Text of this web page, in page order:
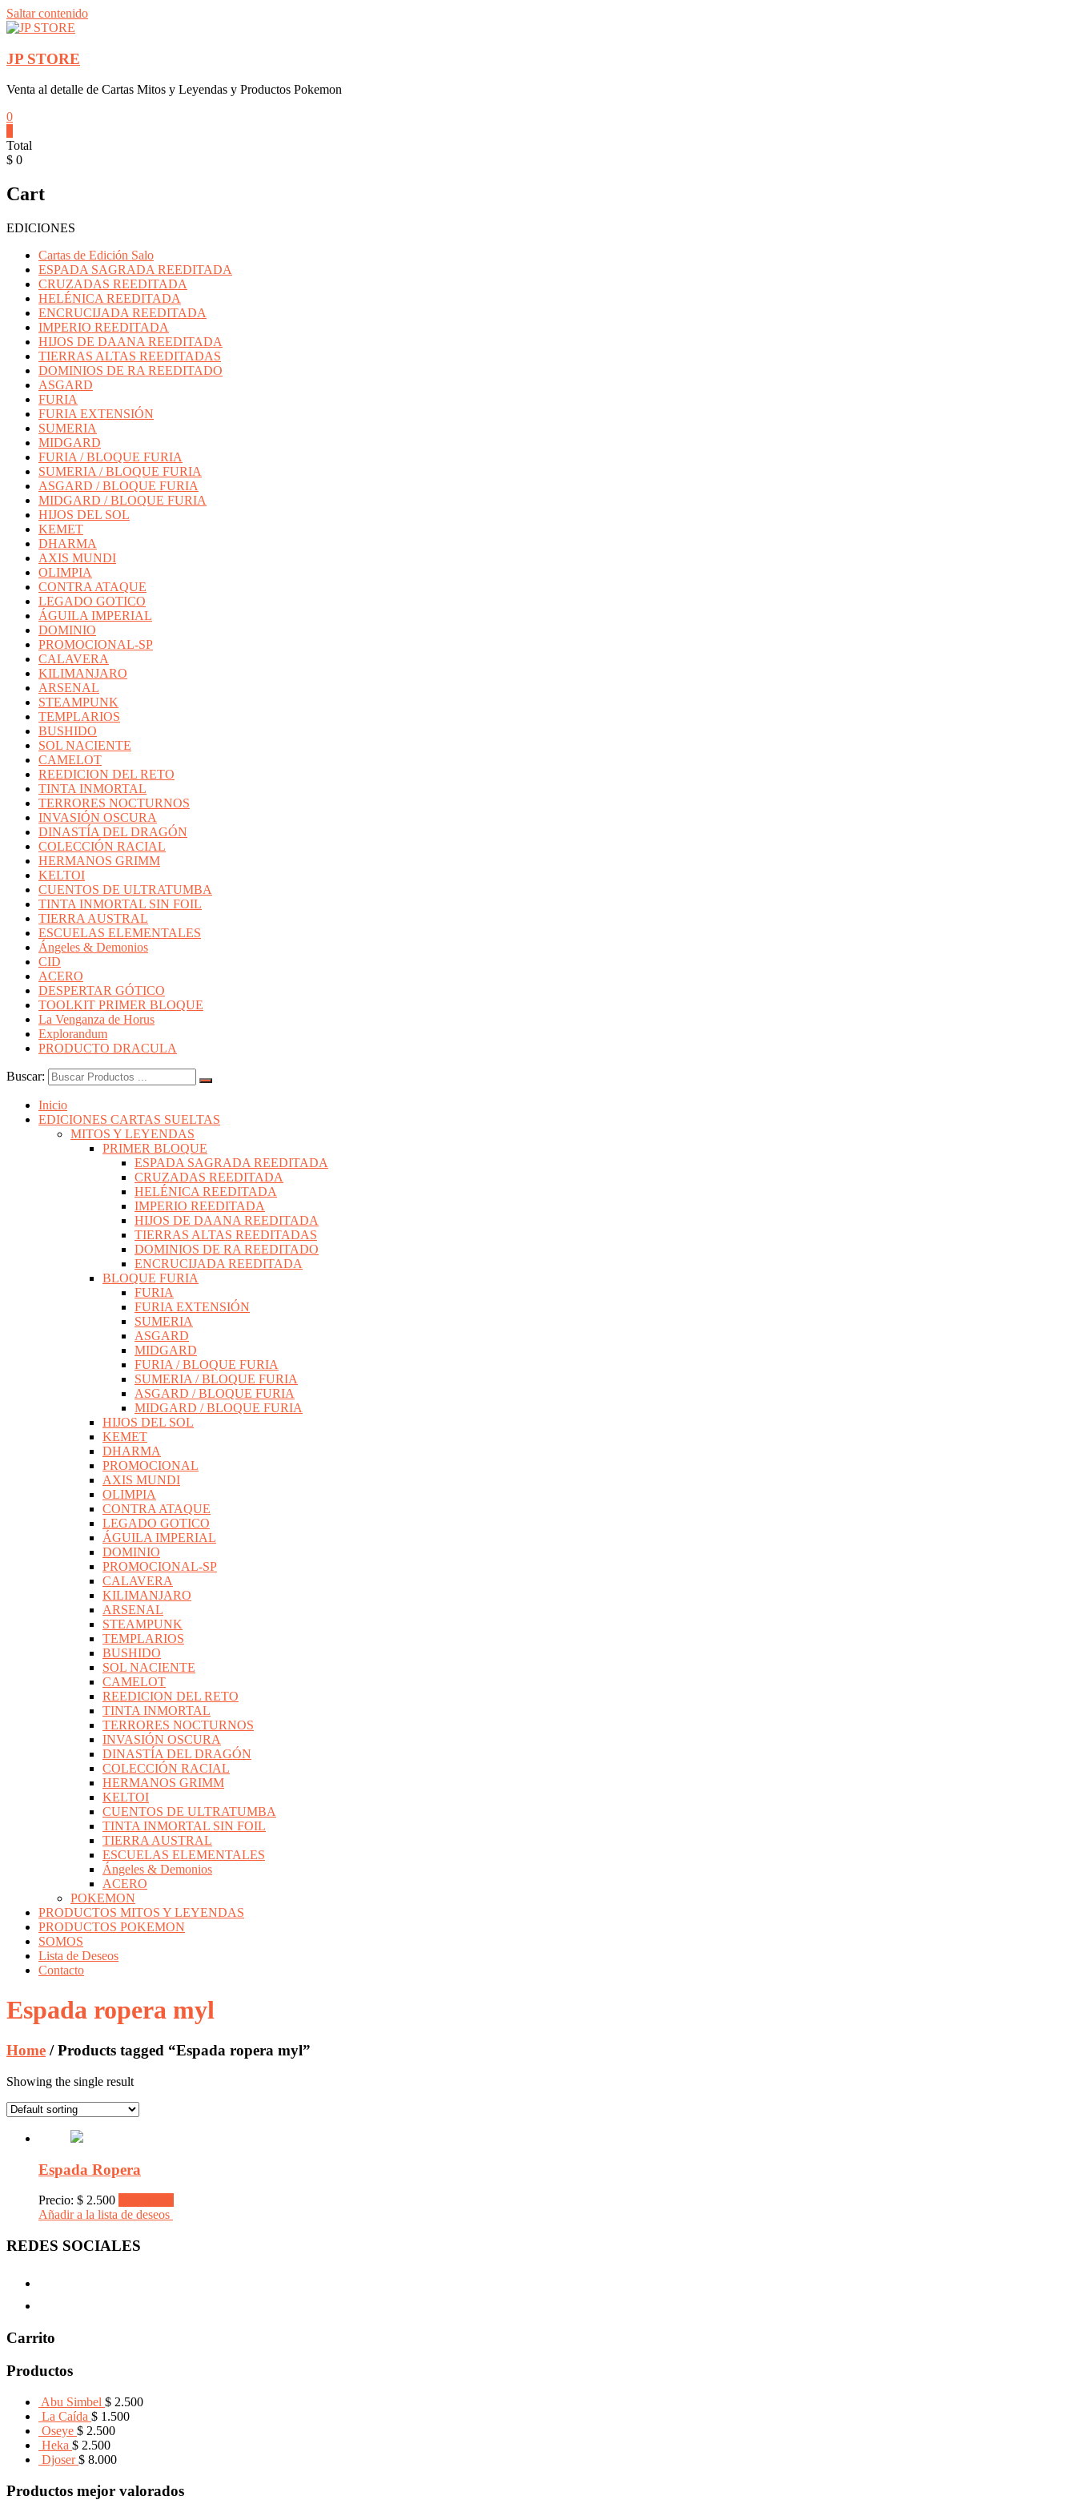
Saltar contenido
JP STORE
Venta al detalle de Cartas Mitos y Leyendas y Productos Pokemon
0
Total
$ 0
Cart
EDICIONES
Cartas de Edición Salo
ESPADA SAGRADA REEDITADA
CRUZADAS REEDITADA
HELÉNICA REEDITADA
ENCRUCIJADA REEDITADA
IMPERIO REEDITADA
HIJOS DE DAANA REEDITADA
TIERRAS ALTAS REEDITADAS
DOMINIOS DE RA REEDITADO
ASGARD
FURIA
FURIA EXTENSIÓN
SUMERIA
MIDGARD
FURIA / BLOQUE FURIA
SUMERIA / BLOQUE FURIA
ASGARD / BLOQUE FURIA
MIDGARD / BLOQUE FURIA
HIJOS DEL SOL
KEMET
DHARMA
AXIS MUNDI
OLIMPIA
CONTRA ATAQUE
LEGADO GOTICO
ÁGUILA IMPERIAL
DOMINIO
PROMOCIONAL-SP
CALAVERA
KILIMANJARO
ARSENAL
STEAMPUNK
TEMPLARIOS
BUSHIDO
SOL NACIENTE
CAMELOT
REEDICION DEL RETO
TINTA INMORTAL
TERRORES NOCTURNOS
INVASIÓN OSCURA
DINASTÍA DEL DRAGÓN
COLECCIÓN RACIAL
HERMANOS GRIMM
KELTOI
CUENTOS DE ULTRATUMBA
TINTA INMORTAL SIN FOIL
TIERRA AUSTRAL
ESCUELAS ELEMENTALES
Ángeles & Demonios
CID
ACERO
DESPERTAR GÓTICO
TOOLKIT PRIMER BLOQUE
La Venganza de Horus
Explorandum
PRODUCTO DRACULA
Buscar:
Inicio
EDICIONES CARTAS SUELTAS
MITOS Y LEYENDAS
PRIMER BLOQUE
ESPADA SAGRADA REEDITADA
CRUZADAS REEDITADA
HELÉNICA REEDITADA
IMPERIO REEDITADA
HIJOS DE DAANA REEDITADA
TIERRAS ALTAS REEDITADAS
DOMINIOS DE RA REEDITADO
ENCRUCIJADA REEDITADA
BLOQUE FURIA
FURIA
FURIA EXTENSIÓN
SUMERIA
ASGARD
MIDGARD
FURIA / BLOQUE FURIA
SUMERIA / BLOQUE FURIA
ASGARD / BLOQUE FURIA
MIDGARD / BLOQUE FURIA
HIJOS DEL SOL
KEMET
DHARMA
PROMOCIONAL
AXIS MUNDI
OLIMPIA
CONTRA ATAQUE
LEGADO GOTICO
ÁGUILA IMPERIAL
DOMINIO
PROMOCIONAL-SP
CALAVERA
KILIMANJARO
ARSENAL
STEAMPUNK
TEMPLARIOS
BUSHIDO
SOL NACIENTE
CAMELOT
REEDICION DEL RETO
TINTA INMORTAL
TERRORES NOCTURNOS
INVASIÓN OSCURA
DINASTÍA DEL DRAGÓN
COLECCIÓN RACIAL
HERMANOS GRIMM
KELTOI
CUENTOS DE ULTRATUMBA
TINTA INMORTAL SIN FOIL
TIERRA AUSTRAL
ESCUELAS ELEMENTALES
Ángeles & Demonios
ACERO
POKEMON
PRODUCTOS MITOS Y LEYENDAS
PRODUCTOS POKEMON
SOMOS
Lista de Deseos
Contacto
Espada ropera myl
Home / Products tagged “Espada ropera myl”
Showing the single result
Espada Ropera
Precio: $ 2.500
Añadir a la lista de deseos
REDES SOCIALES
Carrito
Productos
Abu Simbel $ 2.500
La Caída $ 1.500
Oseye $ 2.500
Heka $ 2.500
Djoser $ 8.000
Productos mejor valorados